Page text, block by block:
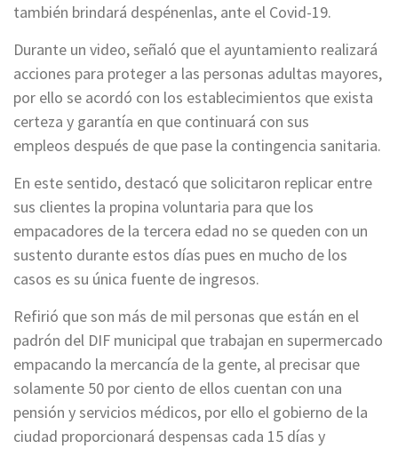
también brindará despénenlas, ante el Covid-19.
Durante un video, señaló que el ayuntamiento realizará
acciones para proteger a las personas adultas mayores,
por ello se acordó con los establecimientos que exista
certeza y garantía en que continuará con sus
empleos después de que pase la contingencia sanitaria.
En este sentido, destacó que solicitaron replicar entre
sus clientes la propina voluntaria para que los
empacadores de la tercera edad no se queden con un
sustento durante estos días pues en mucho de los
casos es su única fuente de ingresos.
Refirió que son más de mil personas que están en el
padrón del DIF municipal que trabajan en supermercado
empacando la mercancía de la gente, al precisar que
solamente 50 por ciento de ellos cuentan con una
pensión y servicios médicos, por ello el gobierno de la
ciudad proporcionará despensas cada 15 días y